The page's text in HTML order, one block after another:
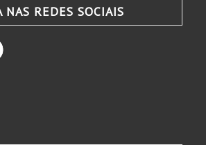
NAS REDES SOCIAIS